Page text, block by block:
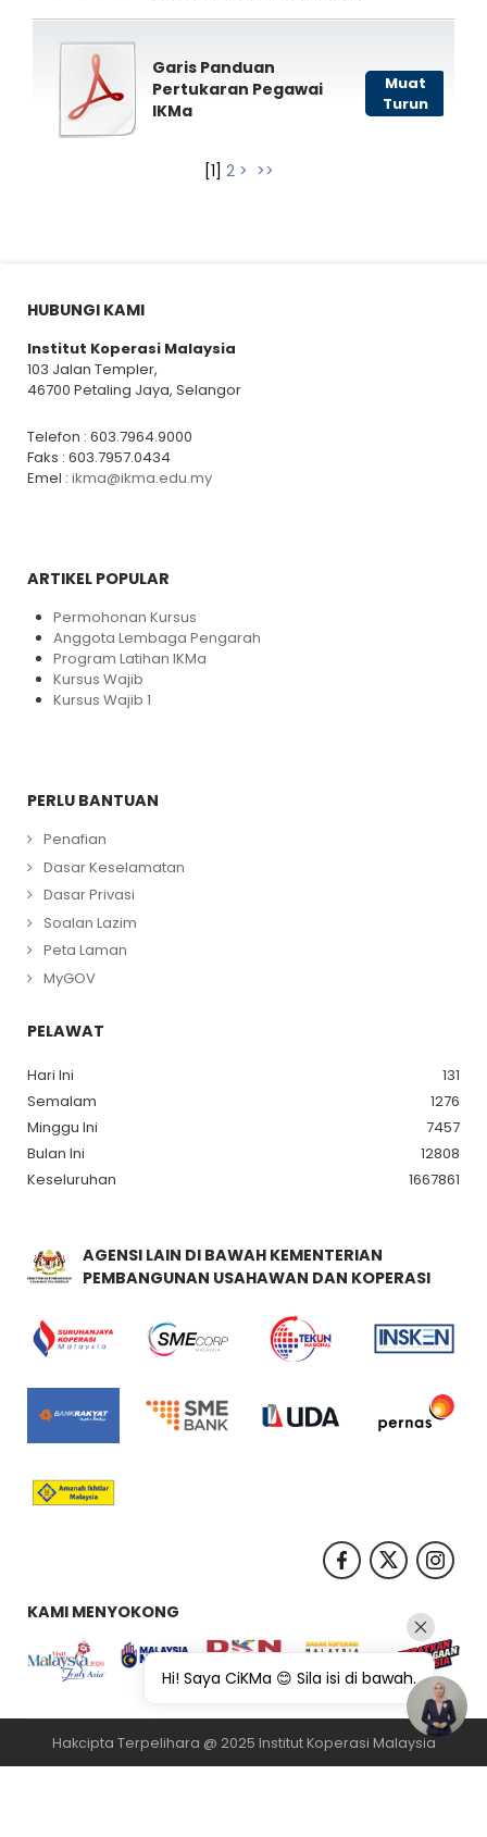
Garis Panduan
Pertukaran Pegawai
IKMa
Muat
Turun
[1] 2 > >>
HUBUNGI KAMI
Institut Koperasi Malaysia
103 Jalan Templer,
46700 Petaling Jaya, Selangor
Telefon : 603.7964.9000
Faks : 603.7957.0434
Emel : ikma@ikma.edu.my
ARTIKEL POPULAR
Permohonan Kursus
Anggota Lembaga Pengarah
Program Latihan IKMa
Kursus Wajib
Kursus Wajib 1
PERLU BANTUAN
Penafian
Dasar Keselamatan
Dasar Privasi
Soalan Lazim
Peta Laman
MyGOV
PELAWAT
Hari Ini
131
Semalam
1276
Minggu Ini
7457
Bulan Ini
12808
Keseluruhan
1667861
AGENSI LAIN DI BAWAH KEMENTERIAN
PEMBANGUNAN USAHAWAN DAN KOPERASI
KAMI MENYOKONG
Hakcipta Terpelihara @ 2025 Institut Koperasi Malaysia
Hi! Saya CiKMa 😊 Sila isi di bawah.